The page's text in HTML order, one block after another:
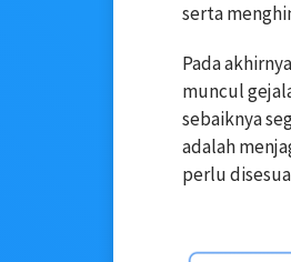
serta
Pada
muncul
sebaiknya
adalah
perlu